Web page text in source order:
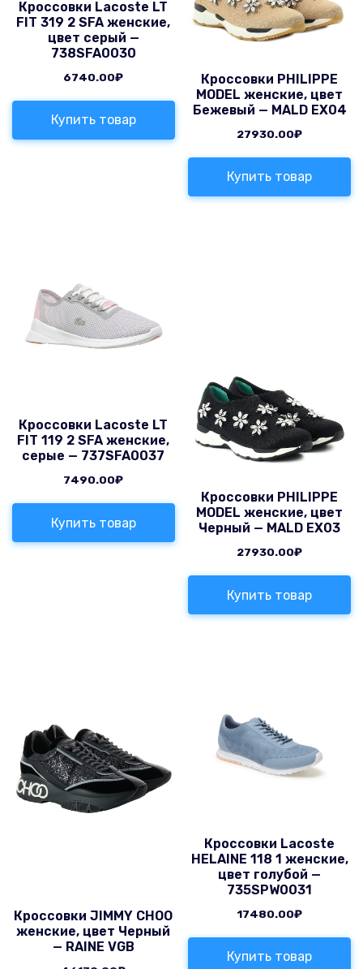
Кроссовки Lacoste LT
FIT 319 2 SFA женские,
цвет серый —
738SFA0030
6740.00₽
Купить товар
Кроссовки PHILIPPE
MODEL женские, цвет
Бежевый — MALD EX04
27930.00₽
Купить товар
Кроссовки Lacoste LT
FIT 119 2 SFA женские,
серые — 737SFA0037
7490.00₽
Купить товар
Кроссовки PHILIPPE
MODEL женские, цвет
Черный — MALD EX03
27930.00₽
Купить товар
Кроссовки JIMMY CHOO
женские, цвет Черный
— RAINE VGB
Кроссовки Lacoste
HELAINE 118 1 женские,
цвет голубой —
735SPW0031
17480.00₽
Купить товар